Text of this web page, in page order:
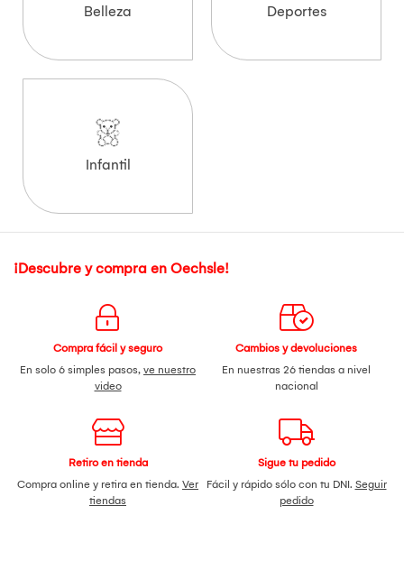
Belleza Deportes
Infantil
¡Descubre y compra en Oechsle!
Compra fácil y seguro
En solo 6 simples pasos, ve nuestro
video
Cambios y devoluciones
En nuestras 26 tiendas a nivel
nacional
Retiro en tienda
Compra online y retira en tienda. Ver
tiendas
Sigue tu pedido
Fácil y rápido sólo con tu DNI. Seguir
pedido